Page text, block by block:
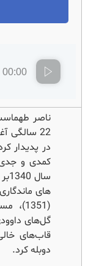
00:00
ناصر
22 سالگی
در پدیدار
کمدی و جدی
دوبله کرد.